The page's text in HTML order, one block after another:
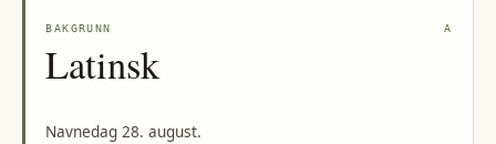
BAKGRUNN A
Latinsk
Navnedag 28. august.